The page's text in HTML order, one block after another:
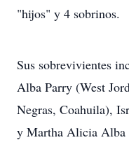
"hijos" y 4 sobrinos.
Sus sobrevivientes
Alba Parry (West
Negras, Coahuila),
y Martha Alicia